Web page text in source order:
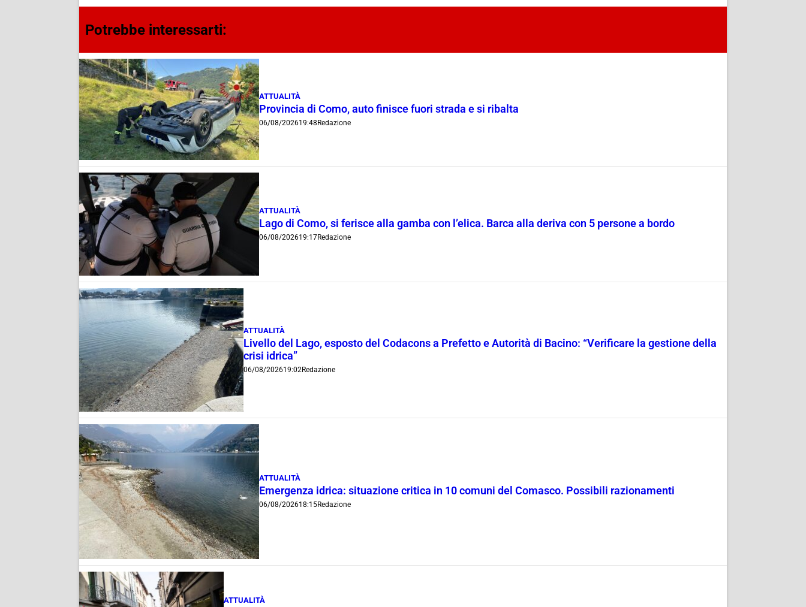
Potrebbe interessarti:
ATTUALITÀ
Provincia di Como, auto finisce fuori strada e si ribalta
06/08/202619:48 Redazione
ATTUALITÀ
Lago di Como, si ferisce alla gamba con l’elica. Barca alla deriva con 5 persone a bordo
06/08/202619:17Redazione
ATTUALITÀ
Livello del Lago, esposto del Codacons a Prefetto e Autorità di Bacino: “Verificare la gestione della
crisi idrica”
06/08/202619:02Redazione
ATTUALITÀ
Emergenza idrica: situazione critica in 10 comuni del Comasco. Possibili razionamenti
06/08/202618:15Redazione
ATTUALITÀ